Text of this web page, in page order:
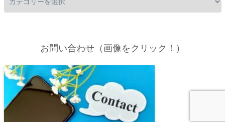
お問い合わせ（画像をクリック！）